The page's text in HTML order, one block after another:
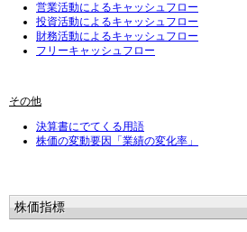
営業活動によるキャッシュフロー
投資活動によるキャッシュフロー
財務活動によるキャッシュフロー
フリーキャッシュフロー
その他
決算書にでてくる用語
株価の変動要因「業績の変化率」
株価指標